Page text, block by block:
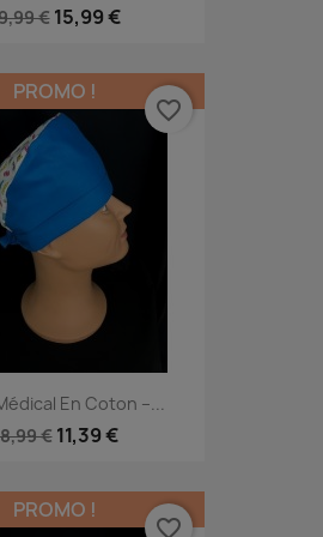
€ 15,99 €
En Coton –...
€ 11,39 €
PROMO !
favorite_border
PROMO !
favorite_border